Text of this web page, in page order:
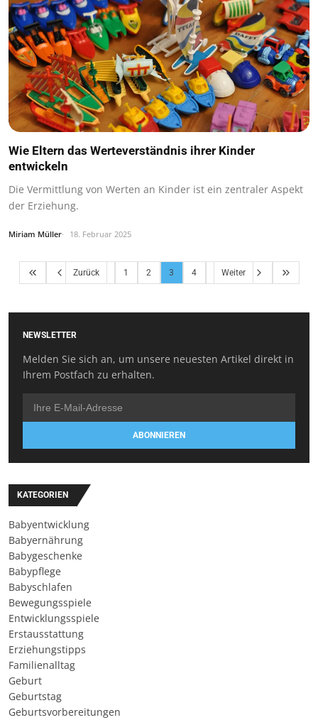
Wie Eltern das Werteverständnis ihrer Kinder
entwickeln
Die Vermittlung von Werten an Kinder ist ein zentraler Aspekt
der Erziehung.
Miriam Müller 18. Februar 2025
Zurück 1 2 3 4 Weiter
NEWSLETTER
Melden Sie sich an, um unsere neuesten Artikel direkt in
Ihrem Postfach zu erhalten.
ABONNIEREN
KATEGORIEN
Babyentwicklung
Babyernährung
Babygeschenke
Babypflege
Babyschlafen
Bewegungsspiele
Entwicklungsspiele
Erstausstattung
Erziehungstipps
Familienalltag
Geburt
Geburtstag
Geburtsvorbereitungen